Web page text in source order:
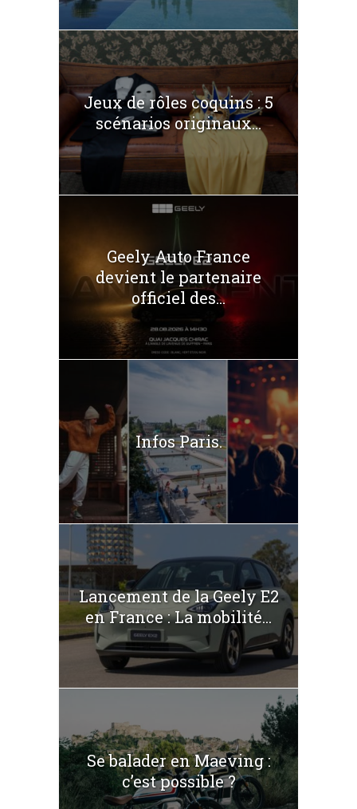
Jeux de rôles coquins : 5
scénarios originaux...
Geely Auto France
devient le partenaire
officiel des...
Infos Paris.
Lancement de la Geely E2
en France : La mobilité...
Se balader en Maeving :
c’est possible ?